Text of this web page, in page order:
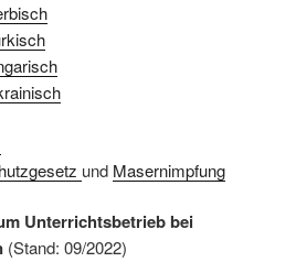
und Masernimpfung
Unterrichtsbetrieb bei
(Stand: 09/2022)